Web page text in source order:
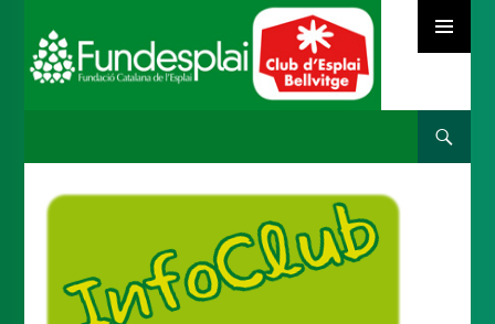
CONTINGUT
MÓN ESCOLAR